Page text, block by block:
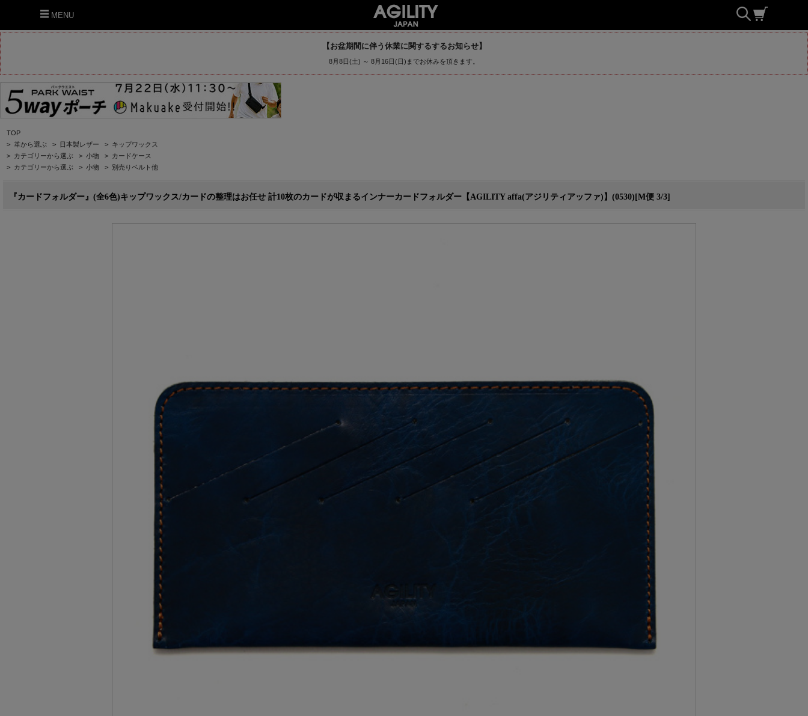
MENU
【お盆期間に伴う休業に関するするお知らせ】
8月8日(土) ～ 8月16日(日)までお休みを頂きます。
TOP
> 革から選ぶ > 日本製レザー > キップワックス
> カテゴリーから選ぶ > 小物 > カードケース
> カテゴリーから選ぶ > 小物 > 別売りベルト他
『カードフォルダー』(全6色)キップワックス/カードの整理はお任せ 計10枚のカードが収まるインナーカードフォルダー【AGILITY affa(アジリティアッファ)】(0530)[M便 3/3]